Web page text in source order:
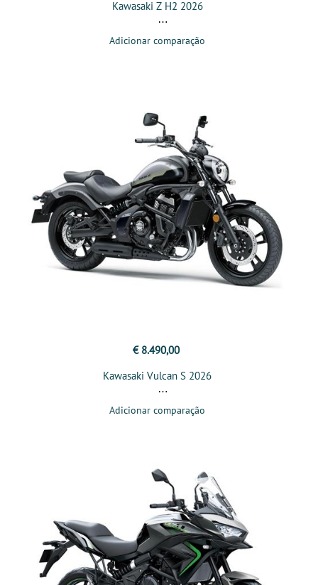
Kawasaki Z H2 2026
Adicionar comparação
€ 8.490,00
Kawasaki Vulcan S 2026
Adicionar comparação